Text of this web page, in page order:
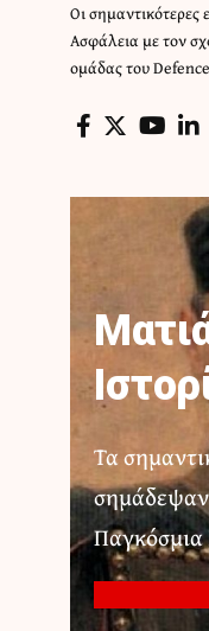
Οι σημαντικότερες
Ασφάλεια με τον
ομάδας του
Τα
Παγκόσμια